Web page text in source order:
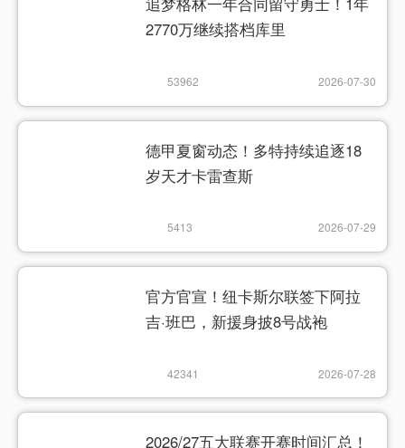
2770万继续搭档库里
53962 2026-07-30
德甲夏窗动态！多特持续追逐18
岁天才卡雷查斯
5413 2026-07-29
官方官宣！纽卡斯尔联签下阿拉
吉·班巴，新援身披8号战袍
42341 2026-07-28
2026/27五大联赛开赛时间汇总！